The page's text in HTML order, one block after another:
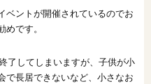
ベントが開催されているのでお
です。
了してしまいますが、子供が小
で長居できないなど、小さなお